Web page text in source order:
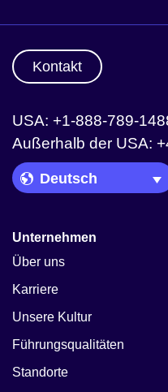
Kontakt
USA: +1-888-789-
Außerhalb der USA:
Language Picker
Unternehmen
Über uns
Karriere
Unsere Kultur
Führungsqualitäten
Standorte